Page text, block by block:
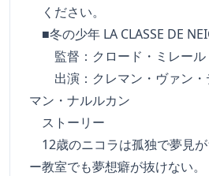
ください。
■冬の少年 LA CLASSE DE
監督：クロード・ミレール
出演：クレマン・ヴァン・
マン・ナルルカン
ストーリー
12歳のニコラは孤独で夢見
ー教室でも夢想癖が抜けない。